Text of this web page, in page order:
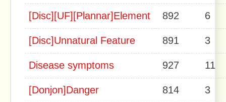
[Disc][UF][Plannar]Element 892 6
[Disc]Unnatural Feature 891 3
Disease symptoms 927 11
[Donjon]Danger 814 3